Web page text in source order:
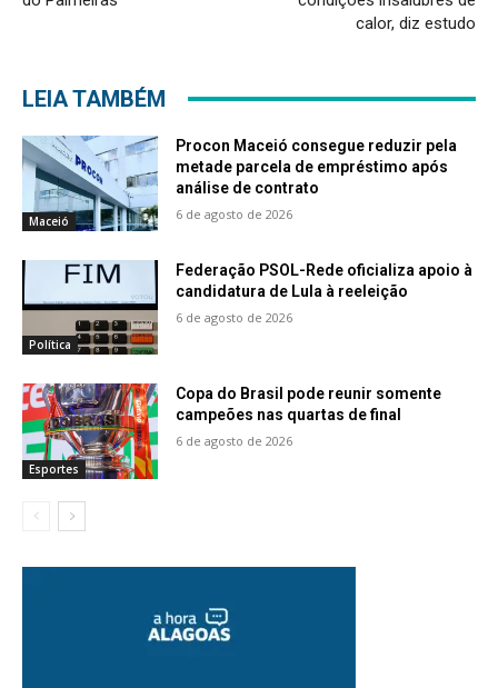
calor, diz estudo
LEIA TAMBÉM
Maceió
Procon Maceió consegue reduzir pela
metade parcela de empréstimo após
análise de contrato
6 de agosto de 2026
Política
Federação PSOL-Rede oficializa apoio à
candidatura de Lula à reeleição
6 de agosto de 2026
Esportes
Copa do Brasil pode reunir somente
campeões nas quartas de final
6 de agosto de 2026